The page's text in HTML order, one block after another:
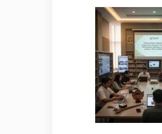
Article
Sidebar